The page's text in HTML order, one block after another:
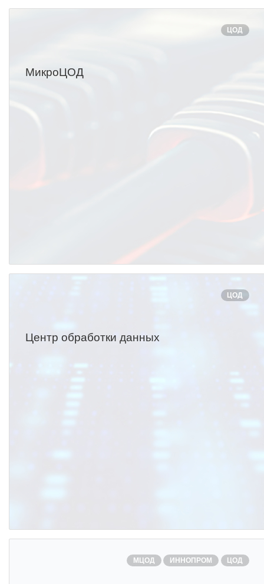
ЦОД
МикроЦОД
ЦОД
Центр обработки данных
МЦОД ИННОПРОМ ЦОД